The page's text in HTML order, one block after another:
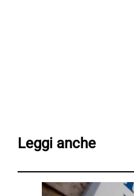
Leggi anche